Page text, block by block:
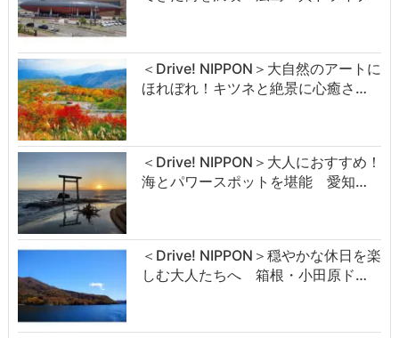
＜Drive! NIPPON＞大自然のアートに
ほれぼれ！キツネと絶景に心癒さ…
＜Drive! NIPPON＞大人におすすめ！
海とパワースポットを堪能 愛知…
＜Drive! NIPPON＞穏やかな休日を楽
しむ大人たちへ 箱根・小田原ド…